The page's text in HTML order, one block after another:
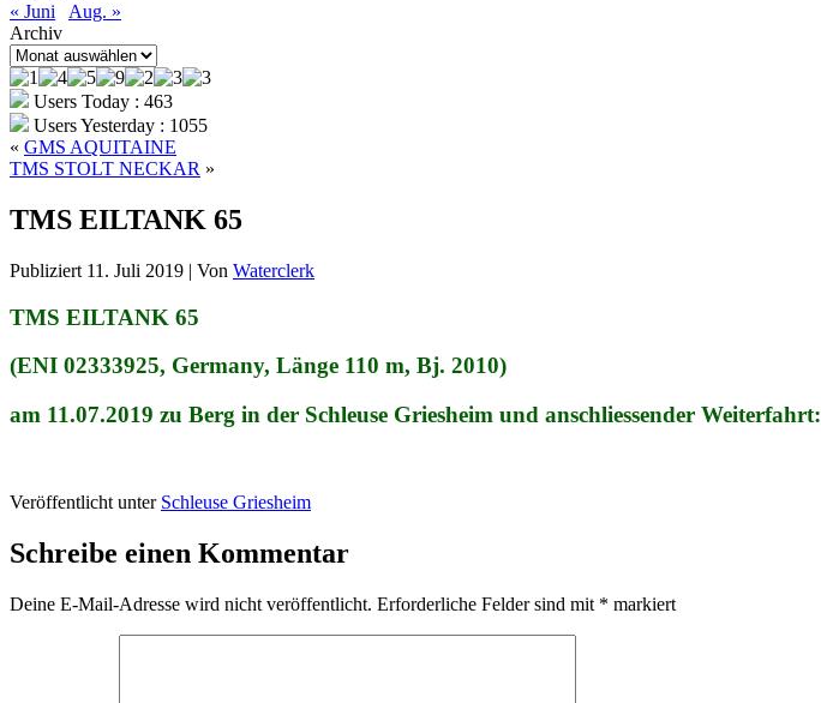
« Juni
Aug. »
Archiv
Archiv
Users Today : 463
Users Yesterday : 1055
« GMS AQUITAINE
TMS STOLT NECKAR »
TMS EILTANK 65
Publiziert 11. Juli 2019 | Von Waterclerk
TMS EILTANK 65
(ENI 02333925, Germany, Länge 110 m, Bj. 2010)
am 11.07.2019 zu Berg in der Schleuse Griesheim und anschliessender Weiterfahrt:
Veröffentlicht unter Schleuse Griesheim
Schreibe einen Kommentar
Deine E-Mail-Adresse wird nicht veröffentlicht. Erforderliche Felder sind mit * markiert